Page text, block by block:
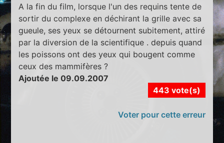
A la fin du film, lorsque l'un des requins tente de
sortir du complexe en déchirant la grille avec sa
gueule, ses yeux se détournent subitement, attiré
par la diversion de la scientifique . depuis quand
les poissons ont des yeux qui bougent comme
ceux des mammifères ?
Ajoutée le 09.09.2007
443 vote(s)
Voter pour cette erreur